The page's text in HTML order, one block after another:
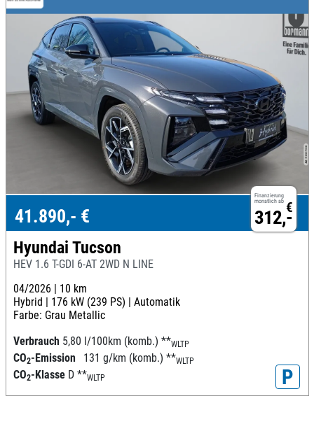
Finanzierung
monatlich ab €
312,-
41.890,- €
Hyundai Tucson
HEV 1.6 T-GDI 6-AT 2WD N LINE
04/2026 | 10 km
Hybrid | 176 kW (239 PS) | Automatik
Farbe: Grau Metallic
Verbrauch 5,80 l/100km (komb.) **WLTP
CO2-Emission 131 g/km (komb.) **WLTP
CO2-Klasse D **WLTP P